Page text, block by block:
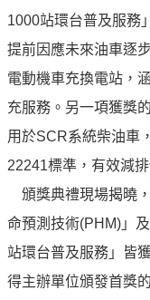
懷
續
供
應
最
消
息
互
1000站環台普及服務
提前因應未來油車逐
電動機車充換電站，
充服務。另一項獲獎
用於SCR系統柴油車
22241標準，有效減
頒獎典禮現場揭曉
命預測技術(PHM)」
站環台普及服務」皆
得主辦單位頒發首獎